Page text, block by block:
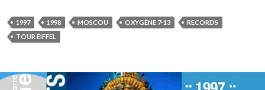
1997 1998 MOSCOU OXYGÈNE 7-13
RECORDS
TOUR EIFFEL